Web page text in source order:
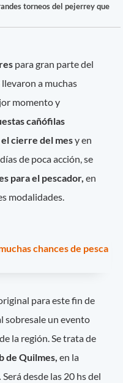
torneos del pejerrey que
para gran parte del
llevaron a muchas
momento y
cañófilas
cierre del mesy en
de poca acción, se
para el pescador, en
modalidades.
chances de pesca
para este fin de
sobresale un evento
la región. Se trata de
de Quilmes, en la
Será desde las 20 hs del